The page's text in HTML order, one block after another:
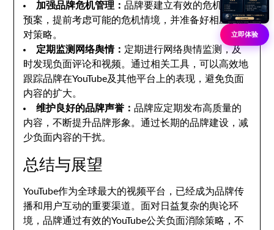
加强品牌危机管理：品牌要建立有效的危机管理
预案，提前考虑可能的危机情境，并准备好相应的应
对策略。
定期监测网络舆情： 定期进行网络舆情监测，及
时发现负面评论和视频。通过相关工具，可以高效地
跟踪品牌在YouTube及其他平台上的表现，避免负面
内容的扩大。
维护良好的品牌声誉：品牌应定期发布高质量的
内容，不断提升品牌形象。通过长期的品牌建设，减
少负面内容的干扰。
总结与展望
YouTube作为全球最大的视频平台，已经成为品牌传
播和用户互动的重要渠道。面对日益复杂的舆论环
境，品牌通过有效的YouTube公关负面消除策略，不
立即体验